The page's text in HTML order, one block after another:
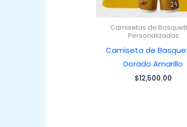
Camisetas de
Personalizadas
Camiseta de
Dorado Amarillo
$12,500.00